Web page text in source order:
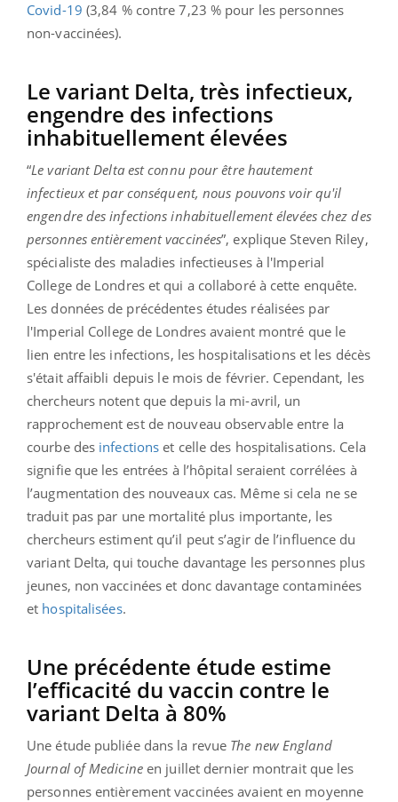
Covid-19 (3,84 % contre 7,23 % pour les personnes
non-vaccinées).
Le variant Delta, très infectieux,
engendre des infections
inhabituellement élevées
“Le variant Delta est connu pour être hautement
infectieux et par conséquent, nous pouvons voir qu'il
engendre des infections inhabituellement élevées chez des
personnes entièrement vaccinées”, explique Steven Riley,
spécialiste des maladies infectieuses à l'Imperial
Collegede Londres et qui a collaboré à cette enquête.
Les données de précédentes études réalisées par
l'Imperial Collegede Londres avaient montré que le
lien entre les infections, les hospitalisations et les décès
s'était affaibli depuis le mois de février. Cependant, les
chercheurs notent que depuis la mi-avril, un
rapprochement est de nouveau observable entre la
courbe des infections et celle des hospitalisations. Cela
signifie que les entrées à l’hôpital seraient corrélées à
l’augmentation des nouveaux cas. Même si cela ne se
traduit pas par une mortalité plus importante, les
chercheurs estiment qu’il peut s’agir de l’influence du
variant Delta, qui touche davantage les personnes plus
jeunes, non vaccinées et donc davantage contaminées
et hospitalisées.
Une précédente étude estime
l’efficacité du vaccin contre le
variant Delta à 80%
Une étude publiée dans la revue The new England
Journal of Medicineen juillet dernier montrait que les
personnes entièrement vaccinées avaienten moyenne